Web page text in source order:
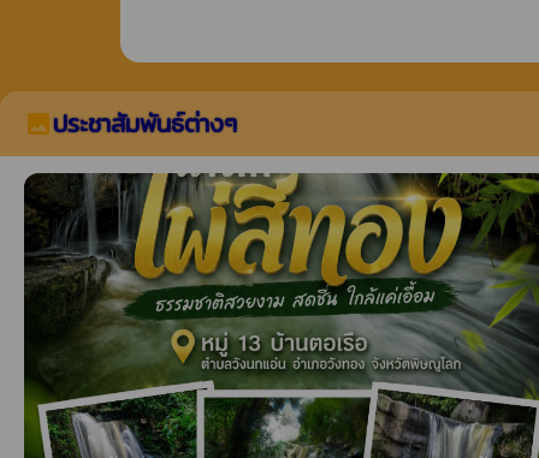
imageประชาสัมพันธ์ต่างๆ